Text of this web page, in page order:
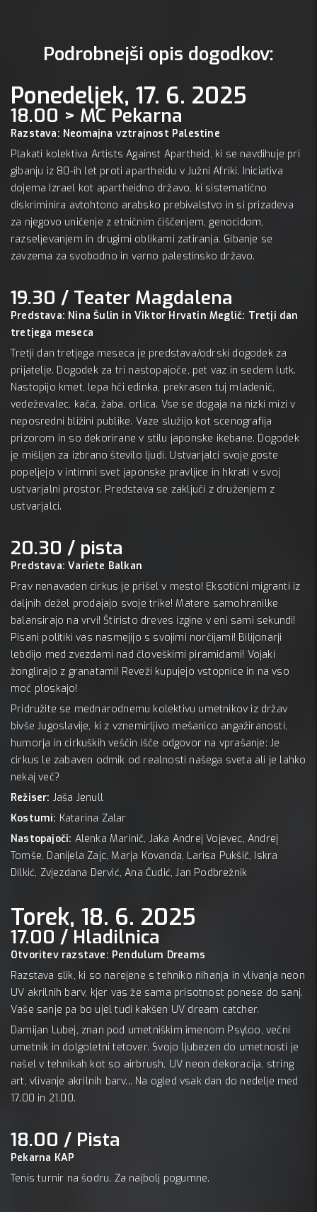
Podrobnejši opis dogodkov:
Ponedeljek, 17. 6. 2025
18.00 > MC Pekarna
Razstava: Neomajna vztrajnost Palestine
Plakati kolektiva Artists Against Apartheid, ki se navdihuje pri
gibanju iz 80-ih let proti apartheidu v Južni Afriki. Iniciativa
dojema Izrael kot apartheidno državo, ki sistematično
diskriminira avtohtono arabsko prebivalstvo in si prizadeva
za njegovo uničenje z etničnim čiščenjem, genocidom,
razseljevanjem in drugimi oblikami zatiranja. Gibanje se
zavzema za svobodno in varno palestinsko državo.
19.30 / Teater Magdalena
Predstava: Nina Šulin in Viktor Hrvatin Meglič: Tretji dan
tretjega meseca
Tretji dan tretjega meseca je predstava/odrski dogodek za
prijatelje. Dogodek za tri nastopajoče, pet vaz in sedem lutk.
Nastopijo kmet, lepa hči edinka, prekrasen tuj mladenič,
vedeževalec, kača, žaba, orlica. Vse se dogaja na nizki mizi v
neposredni bližini publike. Vaze služijo kot scenografija
prizorom in so dekorirane v stilu japonske ikebane. Dogodek
je mišljen za izbrano število ljudi. Ustvarjalci svoje goste
popeljejo v intimni svet japonske pravljice in hkrati v svoj
ustvarjalni prostor. Predstava se zaključi z druženjem z
ustvarjalci.
20.30 / pista
Predstava: Variete Balkan
Prav nenavaden cirkus je prišel v mesto! Eksotični migranti iz
daljnih dežel prodajajo svoje trike! Matere samohranilke
balansirajo na vrvi! Štiristo dreves izgine v eni sami sekundi!
Pisani politiki vas nasmejijo s svojimi norčijami! Bilijonarji
lebdijo med zvezdami nad človeškimi piramidami! Vojaki
žonglirajo z granatami! Reveži kupujejo vstopnice in na vso
moč ploskajo!
Pridružite se mednarodnemu kolektivu umetnikov iz držav
bivše Jugoslavije, ki z vznemirljivo mešanico angažiranosti,
humorja in cirkuških veščin išče odgovor na vprašanje: Je
cirkus le zabaven odmik od realnosti našega sveta ali je lahko
nekaj več?
Režiser: Jaša Jenull
Kostumi: Katarina Zalar
Nastopajoči: Alenka Marinič, Jaka Andrej Vojevec, Andrej
Tomše, Danijela Zajc, Marja Kovanda, Larisa Pukšič, Iskra
Dilkić, Zvjezdana Dervić, Ana Čudić, Jan Podbrežnik
Torek, 18. 6. 2025
17.00 / Hladilnica
Otvoritev razstave: Pendulum Dreams
Razstava slik, ki so narejene s tehniko nihanja in vlivanja neon
UV akrilnih barv, kjer vas že sama prisotnost ponese do sanj.
Vaše sanje pa bo ujel tudi kakšen UV dream catcher.
Damijan Lubej, znan pod umetniškim imenom Psyloo, večni
umetnik in dolgoletni tetover. Svojo ljubezen do umetnosti je
našel v tehnikah kot so airbrush, UV neon dekoracija, string
art, vlivanje akrilnih barv... Na ogled vsak dan do nedelje med
17.00 in 21.00.
18.00 / Pista
Pekarna KAP
Tenis turnir na šodru. Za najbolj pogumne.